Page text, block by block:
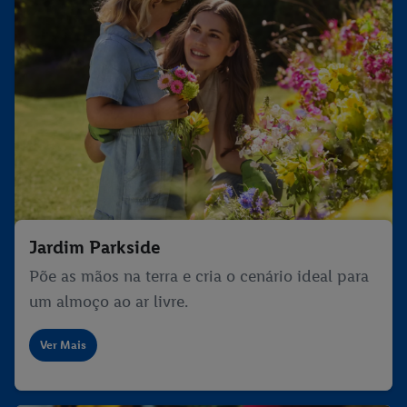
Jardim Parkside
Põe as mãos na terra e cria o cenário ideal para
um almoço ao ar livre.
Ver Mais